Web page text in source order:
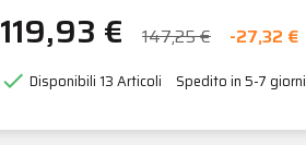
119,93 € 147,25 € -27,32 €
 Disponibili 13 Articoli Spedito in 5-7 giorni